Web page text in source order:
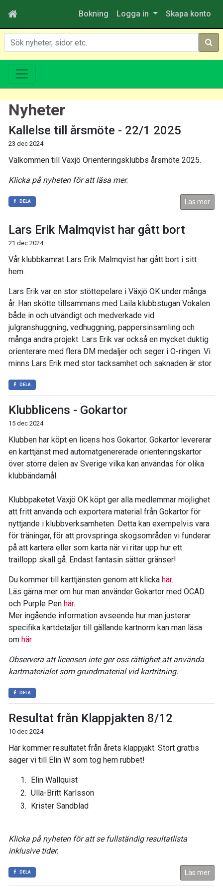
Bokning Logga in Skapa konto
Sök
Nyheter
Kallelse till årsmöte - 22/1 2025
23 dec 2024
Välkommen till Växjö Orienteringsklubbs årsmöte 2025.
Klicka på nyheten för att läsa mer.
DELA Läs mer
Lars Erik Malmqvist har gått bort
21 dec 2024
Vår klubbkamrat Lars Erik Malmqvist har gått bort i sitt
hem.
Lars Erik var en stor stöttepelare i Växjö OK under många
år. Han skötte tillsammans med Laila klubbstugan Vokalen
både in och utvändigt och medverkade vid
julgranshuggning, vedhuggning, pappersinsamling och
många andra projekt. Lars Erik var också en mycket duktig
orienterare med flera DM medaljer och seger i O-ringen. Vi
minns Lars Erik med stor tacksamhet och saknaden är stor
DELA
Klubblicens - Gokartor
15 dec 2024
Klubben har köpt en licens hos Gokartor. Gokartor levererar
en karttjänst med automatgenererade orienteringskartor
över större delen av Sverige vilka kan användas för olika
klubbändamål.
Klubbpaketet Växjö OK köpt ger alla medlemmar möjlighet
att fritt använda och exportera material från Gokartor för
nyttjande i klubbverksamheten. Detta kan exempelvis vara
för träningar, för att provspringa skogsområden vi funderar
på att kartera eller som karta när vi ritar upp hur ett
traillopp skall gå. Endast fantasin sätter gränser!
Du kommer till karttjänsten genom att klicka här.
Läs gärna mer om hur man använder Gokartor med OCAD
och Purple Pen här.
Mer ingående information avseende hur man justerar
specifika kartdetaljer till gällande kartnorm kan man läsa
om här.
Observera att licensen inte ger oss rättighet att använda
kartmaterialet som grundmaterial vid kartritning.
DELA
Resultat från Klappjakten 8/12
10 dec 2024
Här kommer resultatet från årets klappjakt. Stort grattis
säger vi till Elin W som tog hem rubbet!
Elin Wallquist
Ulla-Britt Karlsson
Krister Sandblad
Klicka på nyheten för att se fullständig resultatlista
inklusive tider.
DELA Läs mer